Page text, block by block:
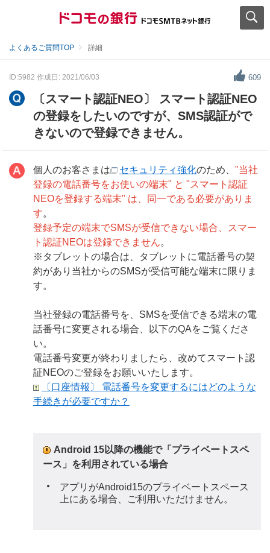
よくあるご質問TOP 詳細
ID:5982 作成日: 2021/06/03 609
〔スマート認証NEO〕 スマート認証NEO
の登録をしたいのですが、SMS認証がで
きないので登録できません。
個人のお客さまは セキュリティ強化のため、 "当社
登録の電話番号をお使いの端末" と "スマート認証
NEOを登録する端末" は、同一である必要がありま
す。
登録予定の端末でSMSが受信できない場合、スマー
ト認証NEOは登録できません。
※タブレットの場合は、タブレットに電話番号の契
約があり当社からのSMSが受信可能な端末に限りま
す。
当社登録の電話番号を、SMSを受信できる端末の電
話番号に変更される場合、以下のQAをご覧くださ
い。
電話番号変更が終わりましたら、改めてスマート認
証NEOのご登録をお願いいたします。
〔口座情報〕 電話番号を変更するにはどのような
手続きが必要ですか？
Android 15以降の機能で「プライベートスペ
ース」を利用されている場合
アプリがAndroid15のプライベートスペース
上にある場合、ご利用いただけません。